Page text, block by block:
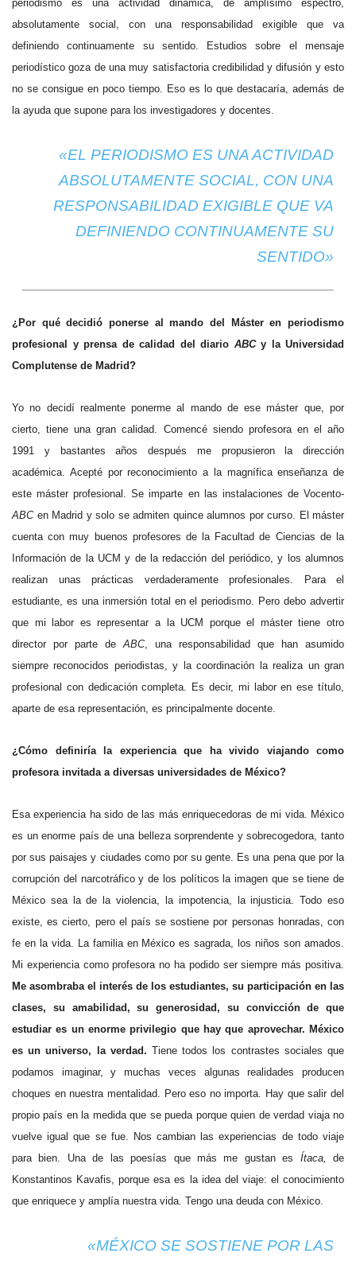
periodismo es una actividad dinámica, de amplísimo espectro,
absolutamente social, con una responsabilidad exigible que va
definiendo continuamente su sentido. Estudios sobre el mensaje
periodístico goza de una muy satisfactoria credibilidad y difusión y esto
no se consigue en poco tiempo. Eso es lo que destacaría, además de
la ayuda que supone para los investigadores y docentes.
«EL PERIODISMO ES UNA ACTIVIDAD
ABSOLUTAMENTE SOCIAL, CON UNA
RESPONSABILIDAD EXIGIBLE QUE VA
DEFINIENDO CONTINUAMENTE SU
SENTIDO»
¿Por qué decidió ponerse al mando del Máster en periodismo
profesional y prensa de calidad del diario ABCy la Universidad
Complutense de Madrid?
Yo no decidí realmente ponerme al mando de ese máster que, por
cierto, tiene una gran calidad. Comencé siendo profesora en el año
1991 y bastantes años después me propusieron la dirección
académica. Acepté por reconocimiento a la magnífica enseñanza de
este máster profesional. Se imparte en las instalaciones de Vocento-
ABCen Madrid y solo se admiten quince alumnos por curso. El máster
cuenta con muy buenos profesores de la Facultad de Ciencias de la
Información de la UCM y de la redacción del periódico, y los alumnos
realizan unas prácticas verdaderamente profesionales. Para el
estudiante, es una inmersión total en el periodismo. Pero debo advertir
que mi labor es representar a la UCM porque el máster tiene otro
director por parte de ABC, una responsabilidad que han asumido
siempre reconocidos periodistas, y la coordinación la realiza un gran
profesional con dedicación completa. Es decir, mi labor en ese título,
aparte de esa representación, es principalmente docente.
¿Cómo definiría la experiencia que ha vivido viajando como
profesora invitada a diversas universidades de México?
Esa experiencia ha sido de las más enriquecedoras de mi vida. México
es un enorme país de una belleza sorprendente y sobrecogedora, tanto
por sus paisajes y ciudades como por su gente. Es una pena que por la
corrupción del narcotráfico y de los políticos la imagen que se tiene de
México sea la de la violencia, la impotencia, la injusticia. Todo eso
existe, es cierto, pero el país se sostiene por personas honradas, con
fe en la vida. La familia en México es sagrada, los niños son amados.
Mi experiencia como profesora no ha podido ser siempre más positiva.
Me asombraba el interés de los estudiantes, su participación en las
clases, su amabilidad, su generosidad, su convicción de que
estudiar es un enorme privilegio que hay que aprovechar. México
es un universo, la verdad. Tiene todos los contrastes sociales que
podamos imaginar, y muchas veces algunas realidades producen
choques en nuestra mentalidad. Pero eso no importa. Hay que salir del
propio país en la medida que se pueda porque quien de verdad viaja no
vuelve igual que se fue. Nos cambian las experiencias de todo viaje
para bien. Una de las poesías que más me gustan es Ítaca,
de
Konstantinos Kavafis, porque esa es la idea del viaje: el conocimiento
que enriquece y amplía nuestra vida. Tengo una deuda con México.
«MÉXICO SE SOSTIENE POR LAS